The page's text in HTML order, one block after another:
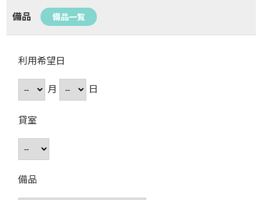
備品 備品一覧
利用希望日
月
日
貸室
備品